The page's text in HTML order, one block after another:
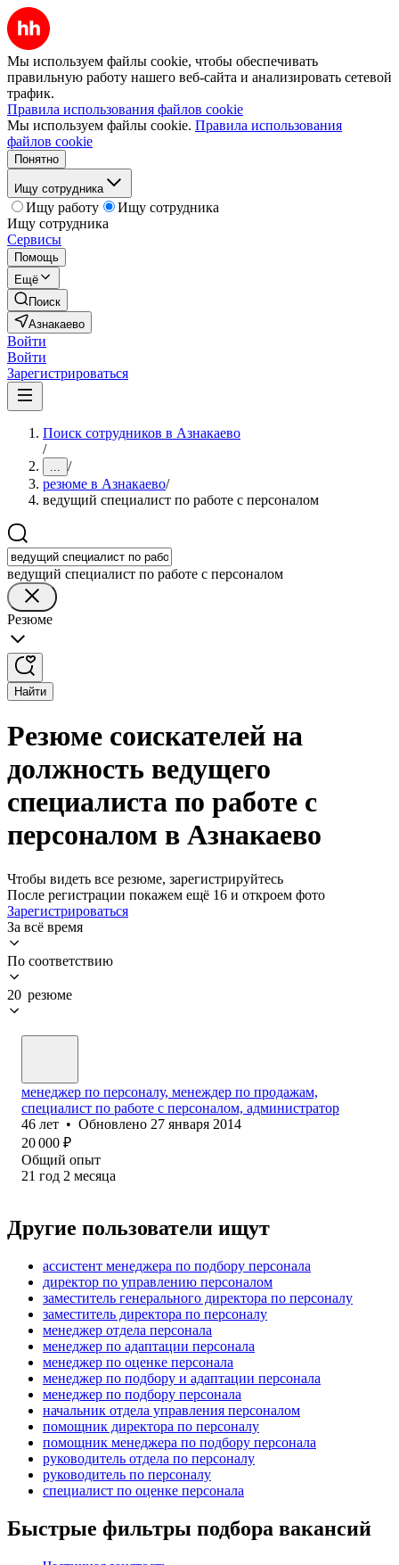
Мы используем файлы cookie, чтобы обеспечивать
правильную работу нашего веб-сайта и анализировать сетевой
трафик.
Правила использования файлов cookie
Мы используем файлы cookie. Правила использования
файлов cookie
Понятно
Ищу сотрудника
Ищу работу
Ищу сотрудника
Ищу сотрудника
Сервисы
Помощь
Ещё
Поиск
Азнакаево
Войти
Войти
Зарегистрироваться
Поиск сотрудников в Азнакаево
/
... /
резюме в Азнакаево/
ведущий специалист по работе с персоналом
ведущий специалист по работе с персоналом
Резюме
Найти
Резюме соискателей на
должность ведущего
специалиста по работе с
персоналом в Азнакаево
Чтобы видеть все резюме, зарегистрируйтесь
После регистрации покажем ещё 16 и откроем фото
Зарегистрироваться
За всё время
По соответствию
20 резюме
менеджер по персоналу, менеждер по продажам,
специалист по работе с персоналом, администратор
46 лет • Обновлено 27 января 2014
20 000 ₽
Общий опыт
21 год 2 месяца
Другие пользователи ищут
ассистент менеджера по подбору персонала
директор по управлению персоналом
заместитель генерального директора по персоналу
заместитель директора по персоналу
менеджер отдела персонала
менеджер по адаптации персонала
менеджер по оценке персонала
менеджер по подбору и адаптации персонала
менеджер по подбору персонала
начальник отдела управления персоналом
помощник директора по персоналу
помощник менеджера по подбору персонала
руководитель отдела по персоналу
руководитель по персоналу
специалист по оценке персонала
Быстрые фильтры подбора вакансий